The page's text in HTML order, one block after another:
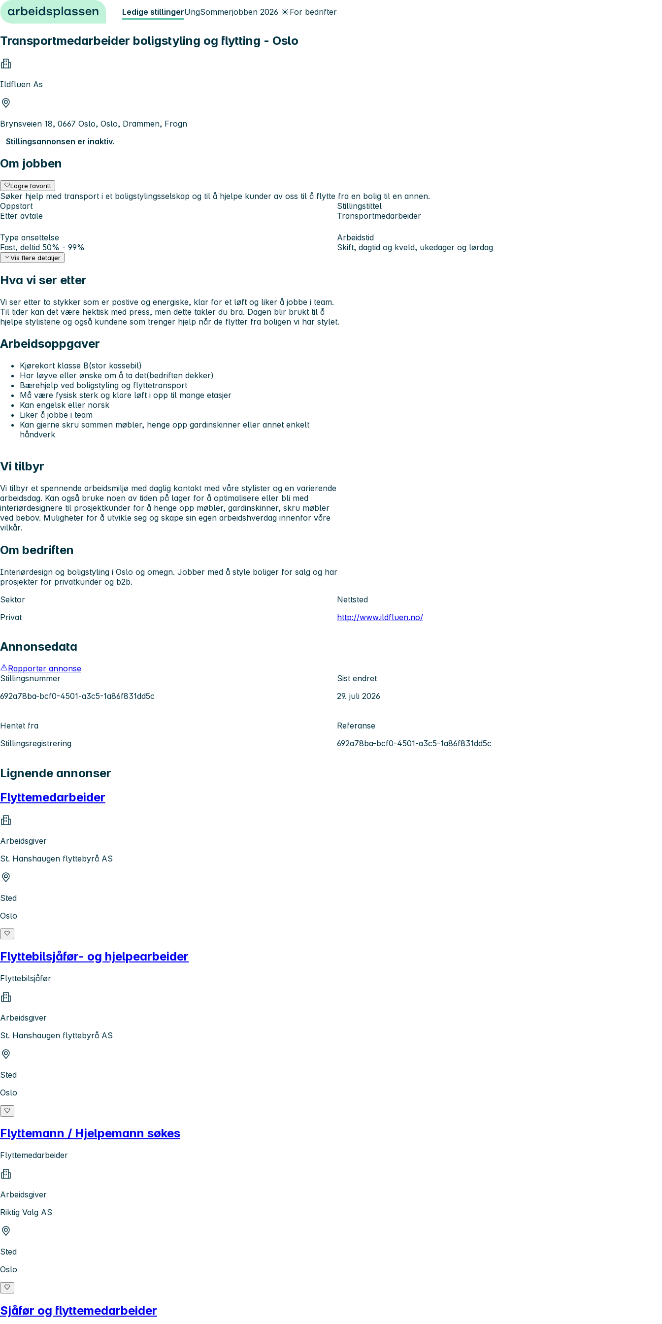
Hopp til innhold Ledige stillingerUngSommerjobben 2026 ☀️For bedrifter
Transportmedarbeider boligstyling og flytting - Oslo
Ildfluen As
Brynsveien 18, 0667 Oslo, Oslo, Drammen, Frogn
Stillingsannonsen er inaktiv.
Om jobben
Lagre favoritt
Søker hjelp med transport i et boligstylingsselskap og til å hjelpe kunder av oss til å flytte fra en bolig til en annen.
Oppstart
Etter avtale
Stillingstittel
Transportmedarbeider
Type ansettelse
Fast, deltid 50% - 99%
Arbeidstid
Skift, dagtid og kveld, ukedager og lørdag
Vis flere detaljer
Hva vi ser etter
Vi ser etter to stykker som er postive og energiske, klar for et løft og liker å jobbe i team.
Til tider kan det være hektisk med press, men dette takler du bra. Dagen blir brukt til å
hjelpe stylistene og også kundene som trenger hjelp når de flytter fra boligen vi har stylet.
Arbeidsoppgaver
Kjørekort klasse B(stor kassebil)
Har løyve eller ønske om å ta det(bedriften dekker)
Bærehjelp ved boligstyling og flyttetransport
Må være fysisk sterk og klare løft i opp til mange etasjer
Kan engelsk eller norsk
Liker å jobbe i team
Kan gjerne skru sammen møbler, henge opp gardinskinner eller annet enkelt
håndverk
Vi tilbyr
Vi tilbyr et spennende arbeidsmiljø med daglig kontakt med våre stylister og en varierende
arbeidsdag. Kan også bruke noen av tiden på lager for å optimalisere eller bli med
interiørdesignere til prosjektkunder for å henge opp møbler, gardinskinner, skru møbler
ved bebov. Muligheter for å utvikle seg og skape sin egen arbeidshverdag innenfor våre
vilkår.
Om bedriften
Interiørdesign og boligstyling i Oslo og omegn. Jobber med å style boliger for salg og har
prosjekter for privatkunder og b2b.
Sektor
Privat
Nettsted
http://www.ildfluen.no/
Annonsedata
Rapporter annonse
Stillingsnummer
692a78ba-bcf0-4501-a3c5-1a86f831dd5c
Sist endret
29. juli 2026
Hentet fra
Stillingsregistrering
Referanse
692a78ba-bcf0-4501-a3c5-1a86f831dd5c
Lignende annonser
Flyttemedarbeider
Arbeidsgiver
St. Hanshaugen flyttebyrå AS
Sted
Oslo
Flyttebilsjåfør- og hjelpearbeider
Flyttebilsjåfør
Arbeidsgiver
St. Hanshaugen flyttebyrå AS
Sted
Oslo
Flyttemann / Hjelpemann søkes
Flyttemedarbeider
Arbeidsgiver
Riktig Valg AS
Sted
Oslo
Sjåfør og flyttemedarbeider